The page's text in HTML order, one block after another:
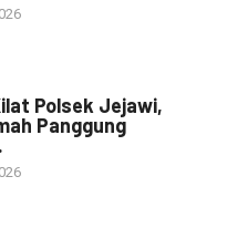
Polsek Jejawi,
Panggung